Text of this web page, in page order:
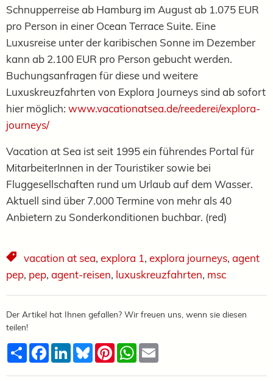
Schnupperreise ab Hamburg im August ab 1.075 EUR
pro Person in einer Ocean Terrace Suite. Eine
Luxusreise unter der karibischen Sonne im Dezember
kann ab 2.100 EUR pro Person gebucht werden.
Buchungsanfragen für diese und weitere
Luxuskreuzfahrten von Explora Journeys sind ab sofort
hier möglich: www.vacationatsea.de/reederei/explora-
journeys/
Vacation at Sea ist seit 1995 ein führendes Portal für
MitarbeiterInnen in der Touristiker sowie bei
Fluggesellschaften rund um Urlaub auf dem Wasser.
Aktuell sind über 7.000 Termine von mehr als 40
Anbietern zu Sonderkonditionen buchbar. (red)
vacation at sea, explora 1, explora journeys, agent
pep, pep, agent-reisen, luxuskreuzfahrten, msc
Der Artikel hat Ihnen gefallen? Wir freuen uns, wenn sie diesen
teilen!
TeilenFacebook
LinkedInBlueskyPinterestWhatsApp